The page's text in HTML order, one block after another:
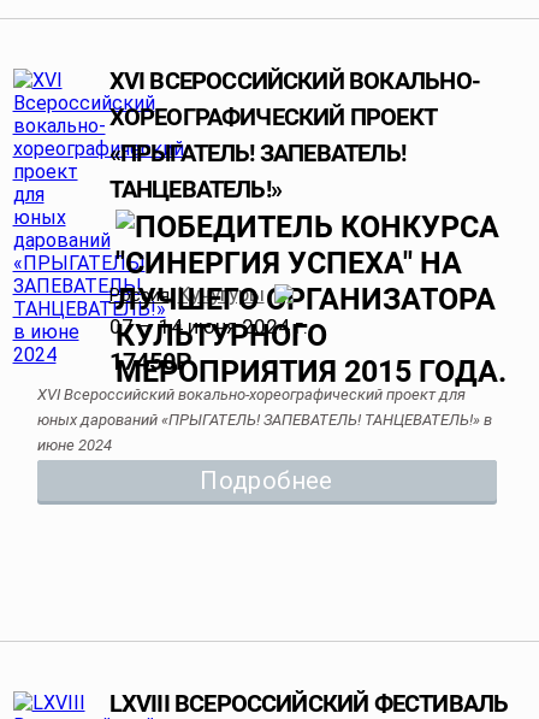
XVI ВСЕРОССИЙСКИЙ ВОКАЛЬНО-
ХОРЕОГРАФИЧЕСКИЙ ПРОЕКТ
«ПРЫГАТЕЛЬ! ЗАПЕВАТЕЛЬ!
ТАНЦЕВАТЕЛЬ!»
Россия,Кучугуры
07 — 14 июня 2024 г.
17450Р
XVI Всероссийский вокально-хореографический проект для
юных дарований «ПРЫГАТЕЛЬ! ЗАПЕВАТЕЛЬ! ТАНЦЕВАТЕЛЬ!» в
июне 2024
Подробнее
LXVIII ВСЕРОССИЙСКИЙ ФЕСТИВАЛЬ